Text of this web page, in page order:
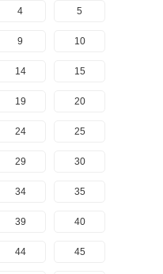
4 5
9 10
14 15
19 20
24 25
29 30
34 35
39 40
44 45